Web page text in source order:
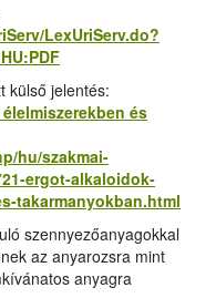
LexUriServ.do?
külső jelentés:
és
hu/szakmai-
ergot-alkaloidok-
takarmanyokban.html
szennyezőanyagokkal
az anyarozsra mint
anyagra